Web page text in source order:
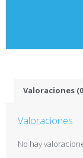
Valoraciones
Valoraciones
No hay